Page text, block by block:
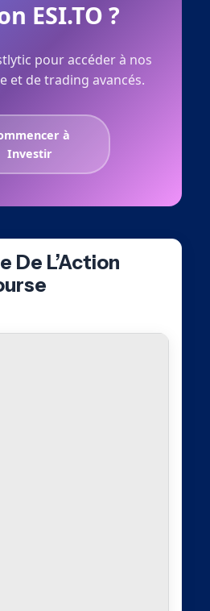
ESI.TO ?
pour accéder à nos
et de trading avancés.
à
Investir
De L’Action